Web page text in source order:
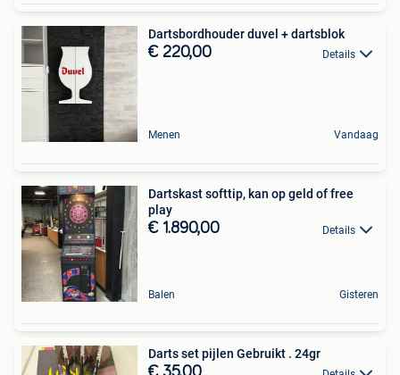
Dartsbordhouder duvel + dartsblok
€ 220,00 Details
Menen Vandaag
Dartskast softtip, kan op geld of free
play
€ 1.890,00 Details
Balen Gisteren
Darts set pijlen Gebruikt . 24gr